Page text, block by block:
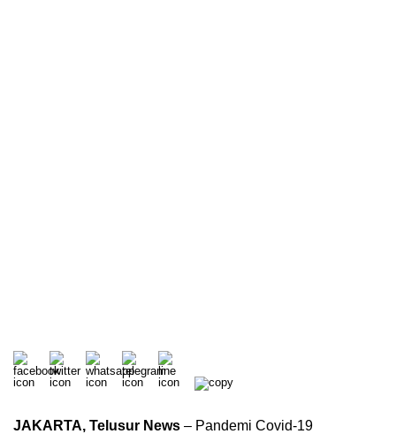
JAKARTA, Telusur News – Pandemi Covid-19